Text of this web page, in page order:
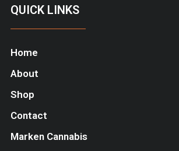
QUICK LINKS
Home
About
Shop
Contact
Marken Cannabis